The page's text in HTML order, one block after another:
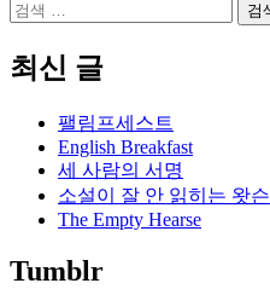
검
최신 글
팰림프세스트
English Breakfast
세 사람의 서명
소설이 잘 안 읽히는 왓슨
The Empty Hearse
Tumblr